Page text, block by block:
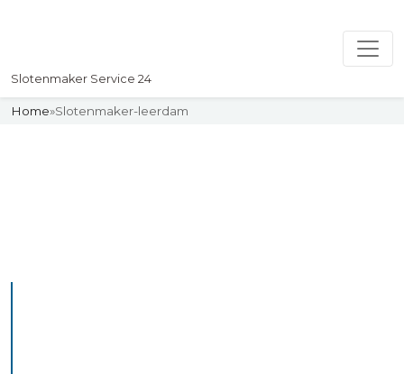
Slotenmaker Service 24
Home»Slotenmaker-leerdam